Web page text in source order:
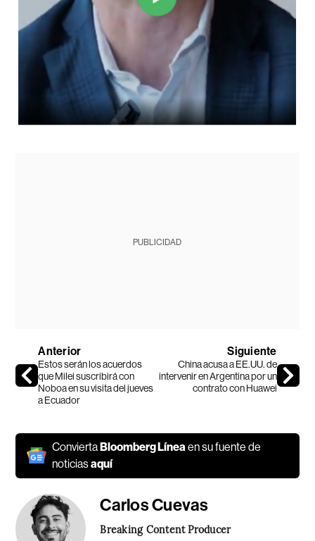
PUBLICIDAD
Anterior
Estos serán los acuerdos
que Milei suscribirá con
Noboa en su visita del jueves
a Ecuador
Siguiente
China acusa a EE.UU. de
intervenir en Argentina por un
contrato con Huawei
ConviertaBloomberg Línea en su fuente de
noticiasaquí
Carlos Cuevas
Breaking Content Producer